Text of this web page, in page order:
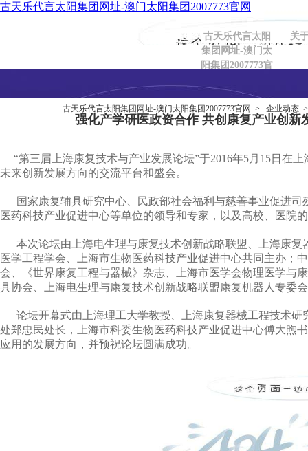
古天乐代言太阳集团网址-澳门太阳集团2007773官网
古天乐代言太阳
集团网址-澳门太
阳集团2007773官
关
海诺诚-古
天乐代言太古天乐代言太阳集团网址-澳门太阳集团2007773官网 > 企业动态 >
强化产学研医政资合作 共创康复产业创
“第三届上海康复技术与产业发展论坛”于2016年5月15日在
未来创新发展方向的交流平台和盛会。
国家康复辅具研究中心、民政部社会福利与慈善事业促进司
医药科技产业促进中心等单位的领导和专家，以及高校、医院
本次论坛由上海电生理与康复技术创新战略联盟、上海康复
医学工程学会、上海市生物医药科技产业促进中心共同主办；
会、《世界康复工程与器械》杂志、上海市医学会物理医学与
具协会、上海电生理与康复技术创新战略联盟康复机器人专委
论坛开幕式由上海理工大学教授、上海康复器械工程技术研
处郑忠民处长，上海市科委生物医药科技产业促进中心傅大煦
应用的发展方向，并预祝论坛圆满成功。